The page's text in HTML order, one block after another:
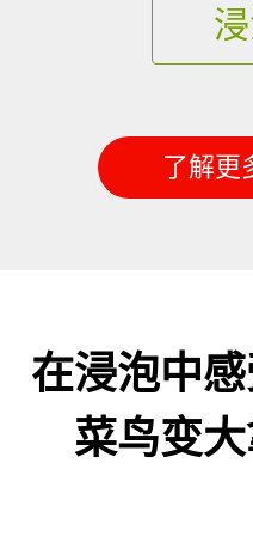
了解更
在浸泡中
菜鸟变